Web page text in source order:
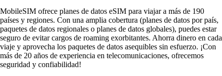
MobileSIM ofrece planes de datos eSIM para viajar a más de 190
países y regiones. Con una amplia cobertura (planes de datos por país,
paquetes de datos regionales o planes de datos globales), puedes estar
seguro de evitar cargos de roaming exorbitantes. Ahorra dinero en cada
viaje y aprovecha los paquetes de datos asequibles sin esfuerzo. ¡Con
más de 20 años de experiencia en telecomunicaciones, ofrecemos
seguridad y confiabilidad!